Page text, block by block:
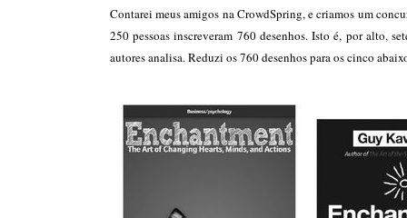
Contarei meus amigos na CrowdSpring, e criamos um
250 pessoas inscreveram 760 desenhos. Isto é, por alto,
autores analisa. Reduzi os 760 desenhos para os cinco